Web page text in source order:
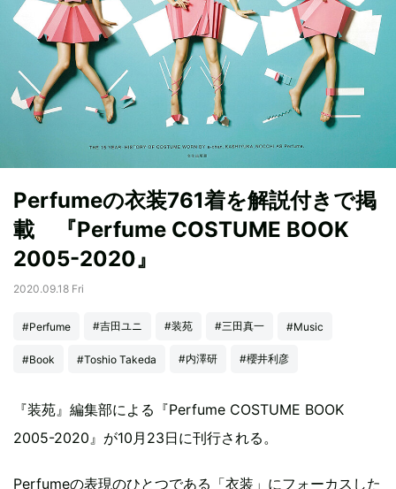
Perfumeの衣装761着を解説付きで掲
載 『Perfume COSTUME BOOK
2005-2020』
2020.09.18 Fri
#Perfume #吉田ユニ #装苑 #三田真一 #Music
#Book #Toshio Takeda #内澤研 #櫻井利彦
『装苑』編集部による『Perfume COSTUME BOOK
2005-2020』が10月23日に刊行される。
Perfumeの表現のひとつである「衣装」にフォーカスした